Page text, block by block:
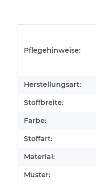
Pflegehinweise:
Herstellungsart:
Stoffbreite:
Farbe:
Stoffart:
Material:
Muster: